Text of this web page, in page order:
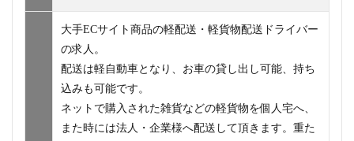
大手ECサイト商品の軽配送・軽貨物配送ドライバー
の求人。
配送は軽自動車となり、お車の貸し出し可能、持ち
込みも可能です。
ネットで購入された雑貨などの軽貨物を個人宅へ、
また時には法人・企業様へ配送して頂きます。重た